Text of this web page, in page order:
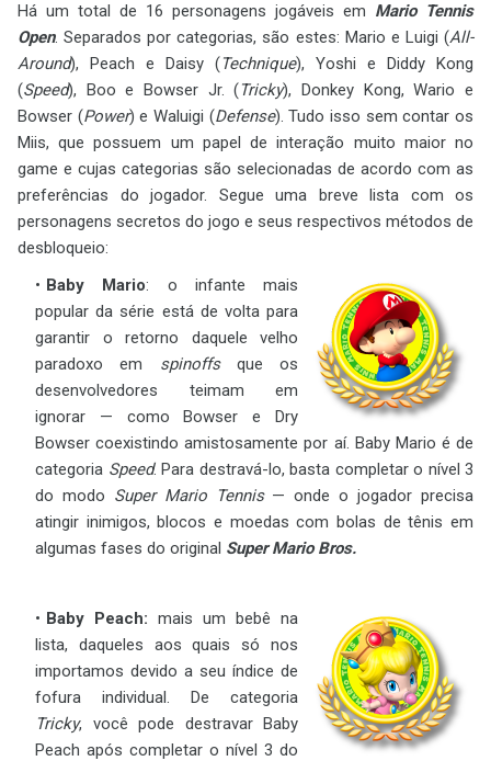
Há um total de 16 personagens jogáveis em Mario Tennis
Open. Separados por categorias, são estes: Mario e Luigi (All-
Around), Peach e Daisy (Technique), Yoshi e Diddy Kong
(Speed), Boo e Bowser Jr. (Tricky), Donkey Kong, Wario e
Bowser (Power) e Waluigi (Defense). Tudo isso sem contar os
Miis, que possuem um papel de interação muito maior no
game e cujas categorias são selecionadas de acordo com as
preferências do jogador. Segue uma breve lista com os
personagens secretos do jogo e seus respectivos métodos de
desbloqueio:
Baby Mario: o infante mais
popular da série está de volta para
garantir o retorno daquele velho
paradoxo em spinoffsque os
desenvolvedores teimam em
ignorar — como Bowser e Dry
Bowser coexistindo amistosamente por aí. Baby Mario é de
categoria Speed. Para destravá-lo, basta completar o nível 3
do modo Super Mario Tennis— onde o jogador precisa
atingir inimigos, blocos e moedas com bolas de tênis em
algumas fases do original Super Mario Bros.
Baby Peach: mais um bebê na
lista, daqueles aos quais só nos
importamos devido a seu índice de
fofura individual. De categoria
Tricky, você pode destravar Baby
Peach após completar o nível 3 do